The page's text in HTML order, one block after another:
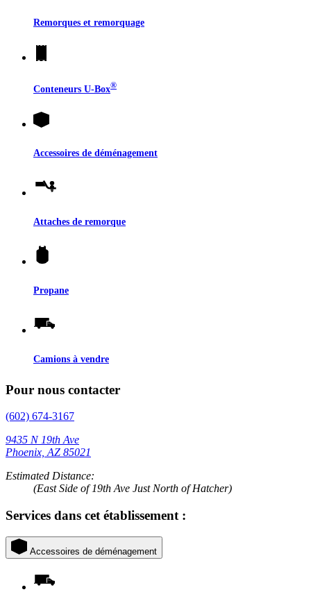
Remorques et remorquage
Conteneurs U-Box®
Accessoires de déménagement
Attaches de remorque
Propane
Camions à vendre
Pour nous contacter
(602) 674-3167
9435 N 19th Ave
Phoenix, AZ 85021
Estimated Distance:
(East Side of 19th Ave Just North of Hatcher)
Services dans cet établissement :
Accessoires de déménagement